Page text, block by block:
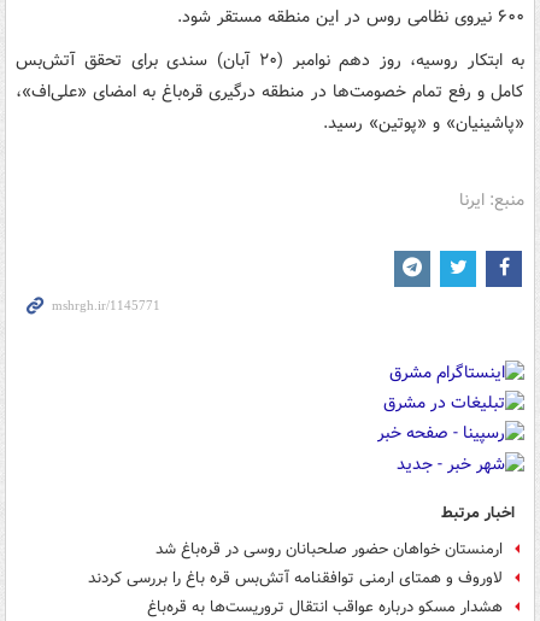
۶۰۰ نیروی نظامی روس در این منطقه مستقر شود.
به ابتکار روسیه، روز دهم نوامبر (۲۰ آبان) سندی برای تحقق آتش‌بس
کامل و رفع تمام خصومت‌ها در منطقه درگیری قره‌باغ به امضای «علی‌اف»،
«پاشینیان» و «پوتین» رسید.
منبع: ایرنا
اخبار مرتبط
ارمنستان خواهان حضور صلحبانان روسی در قره‌باغ شد
لاوروف و همتای ارمنی توافقنامه آتش‌بس قره باغ را بررسی کردند
هشدار مسکو درباره عواقب انتقال تروریست‌ها به قره‌باغ